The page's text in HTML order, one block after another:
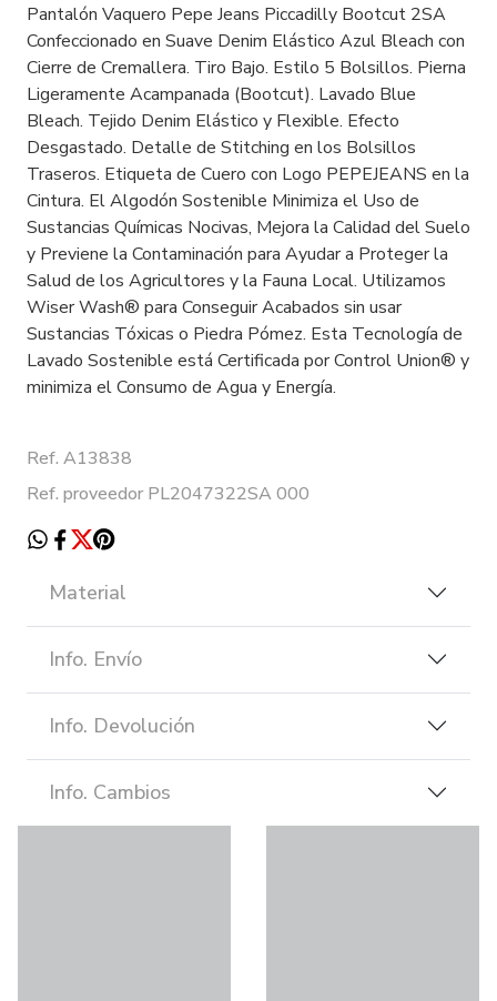
Pantalón Vaquero Pepe Jeans Piccadilly Bootcut 2SA
Confeccionado en Suave Denim Elástico Azul Bleach con
Cierre de Cremallera. Tiro Bajo. Estilo 5 Bolsillos. Pierna
Ligeramente Acampanada (Bootcut). Lavado Blue
Bleach. Tejido Denim Elástico y Flexible. Efecto
Desgastado. Detalle de Stitching en los Bolsillos
Traseros. Etiqueta de Cuero con Logo PEPEJEANS en la
Cintura. El Algodón Sostenible Minimiza el Uso de
Sustancias Químicas Nocivas, Mejora la Calidad del Suelo
y Previene la Contaminación para Ayudar a Proteger la
Salud de los Agricultores y la Fauna Local. Utilizamos
Wiser Wash® para Conseguir Acabados sin usar
Sustancias Tóxicas o Piedra Pómez. Esta Tecnología de
Lavado Sostenible está Certificada por Control Union® y
minimiza el Consumo de Agua y Energía.
Ref. A13838
Ref. proveedor PL2047322SA 000
Material
Info. Envío
Info. Devolución
Info. Cambios